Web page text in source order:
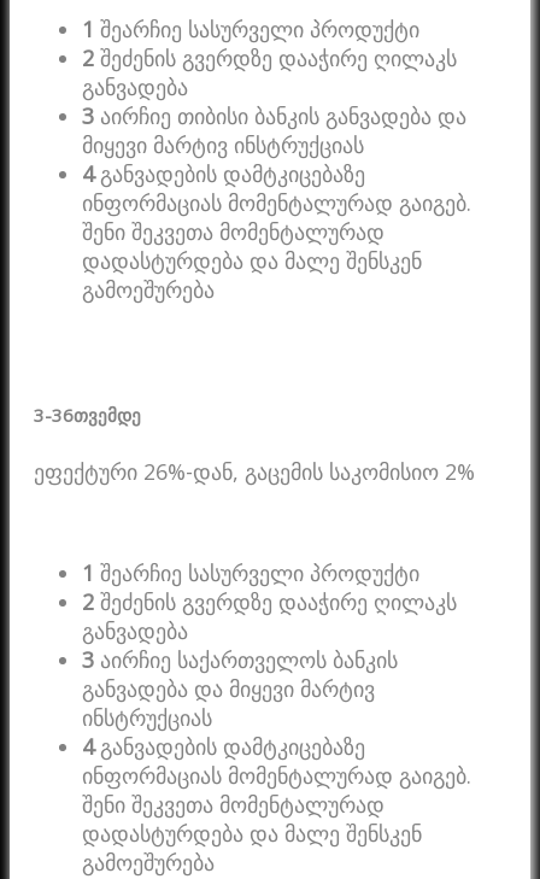
1 შეარჩიე სასურველი პროდუქტი
2 შეძენის გვერდზე დააჭირე ღილაკს
განვადება
3 აირჩიე თიბისი ბანკის განვადება და
მიყევი მარტივ ინსტრუქციას
4განვადების დამტკიცებაზე
ინფორმაციას მომენტალურად გაიგებ.
შენი შეკვეთა მომენტალურად
დადასტურდება და მალე შენსკენ
გამოეშურება
3-36თვემდე
ეფექტური 26%-დან, გაცემის საკომისიო 2%
1 შეარჩიე სასურველი პროდუქტი
2 შეძენის გვერდზე დააჭირე ღილაკს
განვადება
3 აირჩიე საქართველოს ბანკის
განვადება და მიყევი მარტივ
ინსტრუქციას
4განვადების დამტკიცებაზე
ინფორმაციას მომენტალურად გაიგებ.
შენი შეკვეთა მომენტალურად
დადასტურდება და მალე შენსკენ
გამოეშურება